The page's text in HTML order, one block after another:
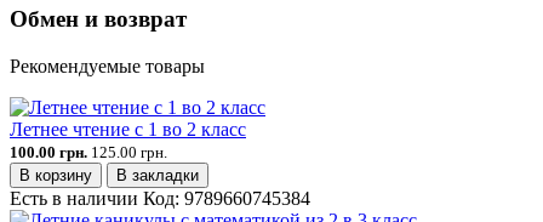
Обмен и возврат
Рекомендуемые товары
Летнее чтение с 1 во 2 класс
100.00 грн. 125.00 грн.
В корзину
В закладки
Есть в наличии Код: 9789660745384